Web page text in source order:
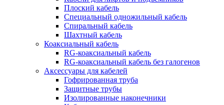
Плоский кабель
Специальный одножильный кабель
Спиральный кабель
Шахтный кабель
Коаксиальный кабель
RG-коаксиальный кабель
RG-коаксиальный кабель без галогенов
Аксессуары для кабелей
Гофрированная труба
Защитные трубы
Изолированные наконечники